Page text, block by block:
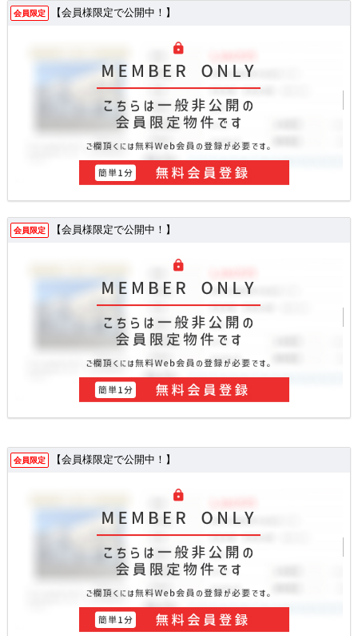
会員限定 【会員様限定で公開中！】
会員限定 【会員様限定で公開中！】
会員限定 【会員様限定で公開中！】